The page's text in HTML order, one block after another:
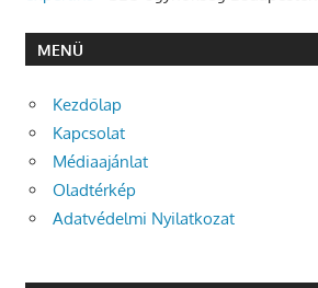
MENÜ
Kezdőlap
Kapcsolat
Médiaajánlat
Oladtérkép
Adatvédelmi Nyilatkozat